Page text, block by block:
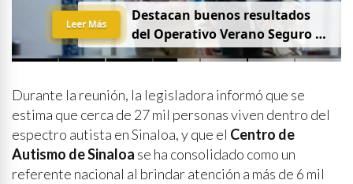
Destacan buenos resultados
del Operativo Verano Seguro en
mesa de Construcción de Paz,
Gobernadora Yeraldine Bonilla
Leer Más
Durante la reunión, la legisladora informó que se
estima que cerca de 27 mil personas viven dentro del
espectro autista en Sinaloa, y que el Centro de
Autismo de Sinaloa se ha consolidado como un
referente nacional al brindar atención a más de 6 mil